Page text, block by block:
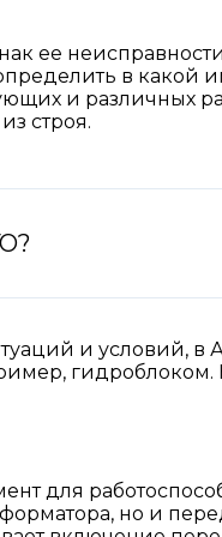
ее
в
и различных
строя.
и условий, в
для
но и